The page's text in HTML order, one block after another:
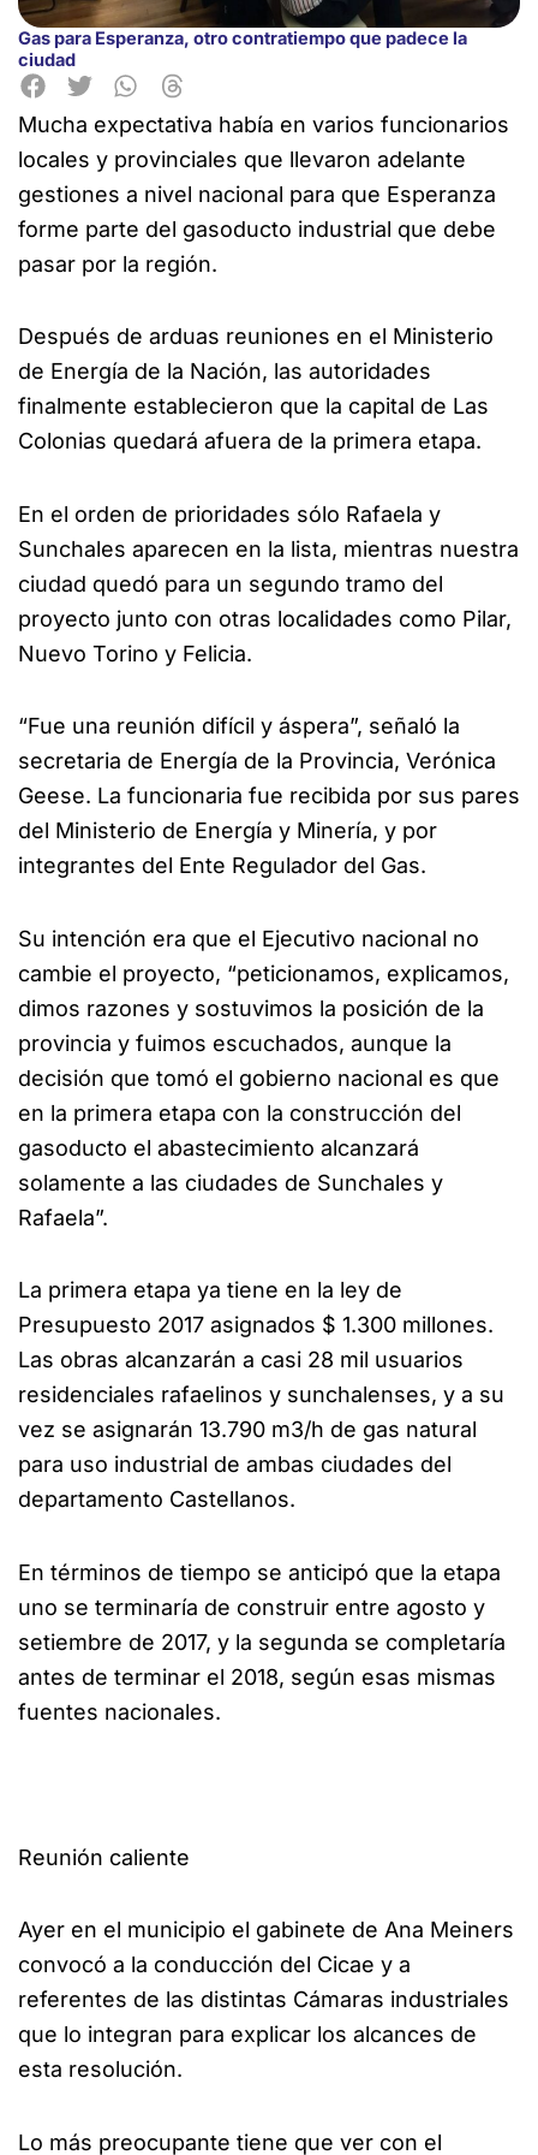
Gas para Esperanza, otro contratiempo que padece la
ciudad
Mucha expectativa había en varios funcionarios
locales y provinciales que llevaron adelante
gestiones a nivel nacional para que Esperanza
forme parte del gasoducto industrial que debe
pasar por la región.
Después de arduas reuniones en el Ministerio
de Energía de la Nación, las autoridades
finalmente establecieron que la capital de Las
Colonias quedará afuera de la primera etapa.
En el orden de prioridades sólo Rafaela y
Sunchales aparecen en la lista, mientras nuestra
ciudad quedó para un segundo tramo del
proyecto junto con otras localidades como Pilar,
Nuevo Torino y Felicia.
“Fue una reunión difícil y áspera”, señaló la
secretaria de Energía de la Provincia, Verónica
Geese. La funcionaria fue recibida por sus pares
del Ministerio de Energía y Minería, y por
integrantes del Ente Regulador del Gas.
Su intención era que el Ejecutivo nacional no
cambie el proyecto, “peticionamos, explicamos,
dimos razones y sostuvimos la posición de la
provincia y fuimos escuchados, aunque la
decisión que tomó el gobierno nacional es que
en la primera etapa con la construcción del
gasoducto el abastecimiento alcanzará
solamente a las ciudades de Sunchales y
Rafaela”.
La primera etapa ya tiene en la ley de
Presupuesto 2017 asignados $ 1.300 millones.
Las obras alcanzarán a casi 28 mil usuarios
residenciales rafaelinos y sunchalenses, y a su
vez se asignarán 13.790 m3/h de gas natural
para uso industrial de ambas ciudades del
departamento Castellanos.
En términos de tiempo se anticipó que la etapa
uno se terminaría de construir entre agosto y
setiembre de 2017, y la segunda se completaría
antes de terminar el 2018, según esas mismas
fuentes nacionales.
Reunión caliente
Ayer en el municipio el gabinete de Ana Meiners
convocó a la conducción del Cicae y a
referentes de las distintas Cámaras industriales
que lo integran para explicar los alcances de
esta resolución.
Lo más preocupante tiene que ver con el